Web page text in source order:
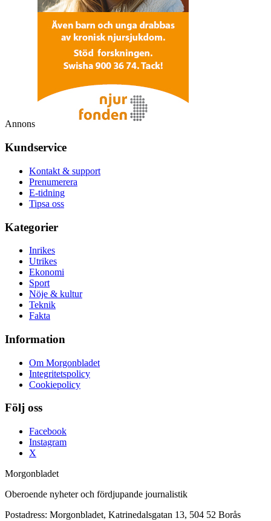
Annons
Kundservice
Kontakt & support
Prenumerera
E-tidning
Tipsa oss
Kategorier
Inrikes
Utrikes
Ekonomi
Sport
Nöje & kultur
Teknik
Fakta
Information
Om Morgonbladet
Integritetspolicy
Cookiepolicy
Följ oss
Facebook
Instagram
X
Morgonbladet
Oberoende nyheter och fördjupande journalistik
Postadress: Morgonbladet, Katrinedalsgatan 13, 504 52 Borås